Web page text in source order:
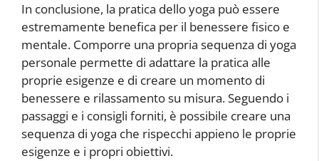
In conclusione, la pratica dello yoga può essere
estremamente benefica per il benessere fisico e
mentale. Comporre una propria sequenza di yoga
personale permette di adattare la pratica alle
proprie esigenze e di creare un momento di
benessere e rilassamento su misura. Seguendo i
passaggi e i consigli forniti, è possibile creare una
sequenza di yoga che rispecchi appieno le proprie
esigenze e i propri obiettivi.